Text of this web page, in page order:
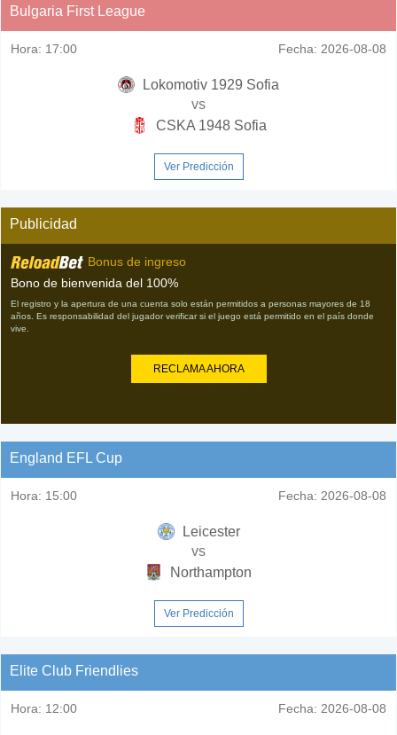
Bulgaria First League
Hora: 17:00 Fecha: 2026-08-08
Lokomotiv 1929 Sofia
vs
CSKA 1948 Sofia
Ver Predicción
Publicidad
Bonus de ingreso
Bono de bienvenida del 100%
El registro y la apertura de una cuenta solo están permitidos a personas mayores de 18
años. Es responsabilidad del jugador verificar si el juego está permitido en el país donde
vive.
RECLAMA AHORA
England EFL Cup
Hora: 15:00 Fecha: 2026-08-08
Leicester
vs
Northampton
Ver Predicción
Elite Club Friendlies
Hora: 12:00 Fecha: 2026-08-08